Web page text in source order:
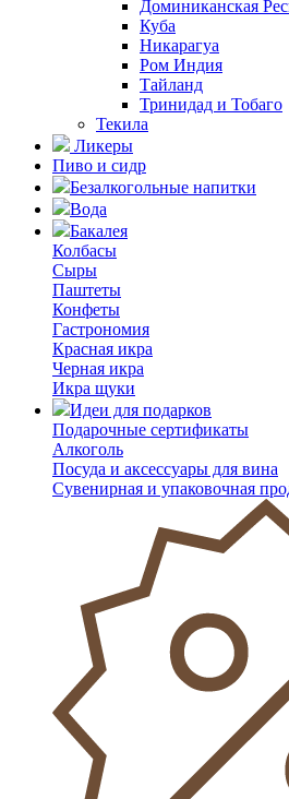
Доминиканская
Куба
Никарагуа
Ром Индия
Тайланд
Тринидад и Тобаго
Текила
Ликеры
Пиво и сидр
Безалкогольные напитки
Вода
Бакалея
Колбасы
Сыры
Паштеты
Конфеты
Гастрономия
Красная икра
Черная икра
Икра щуки
Идеи для подарков
Подарочные сертификаты
Алкоголь
Посуда и аксессуары для вина
Сувенирная и упаковочная